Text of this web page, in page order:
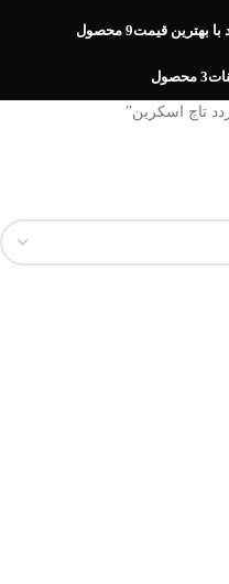
بهترین قیمت9 محصول
3 محصول
تاچ اسکرین”